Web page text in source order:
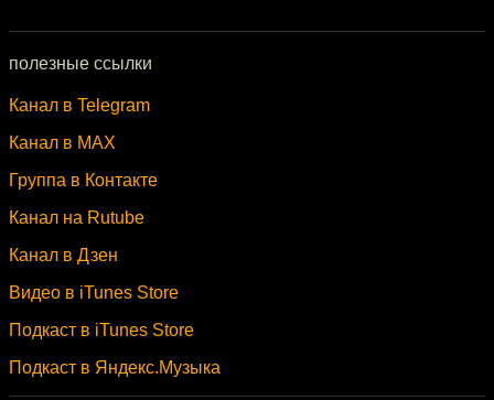
полезные ссылки
Канал в Telegram
Канал в MAX
Группа в Контакте
Канал на Rutube
Канал в Дзен
Видео в iTunes Store
Подкаст в iTunes Store
Подкаст в Яндекс.Музыка